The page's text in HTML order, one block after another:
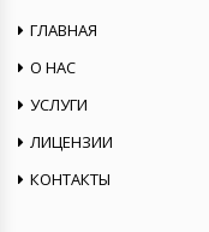
ГЛАВНАЯ
О НАС
УСЛУГИ
ЛИЦЕНЗИИ
КОНТАКТЫ